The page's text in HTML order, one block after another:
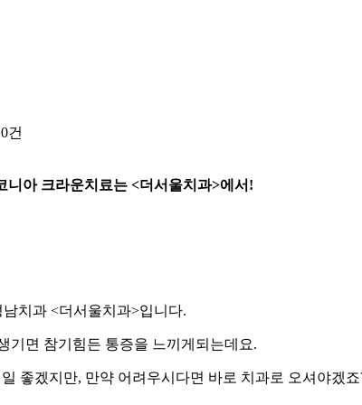
0건
니아 크라운치료는 <더서울치과>에서!
치과 <더서울치과>입니다.
기면 참기힘든 통증을 느끼게되는데요.
좋겠지만, 만약 어려우시다면 바로 치과로 오셔야겠죠